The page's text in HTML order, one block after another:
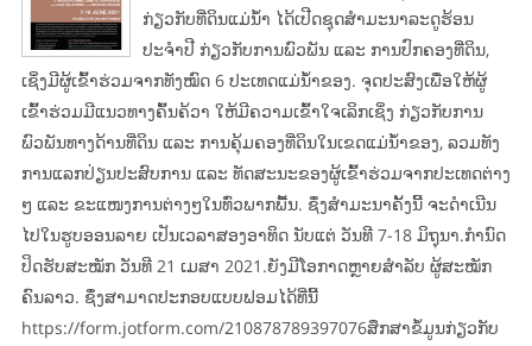
ກ່ຽວກັບທີ່ດິນແມ່ນໍ້າ ໄດ້ເປີດຊຸດສຳມະນາລະດູຮ້ອນ
ປະຈຳປີ ກ່ຽວກັບການພົວພັນ ແລະ ການປົກຄອງທີ່ດິນ,
ເຊິ່ງມີຜູ້ເຂົ້າຮ່ວມຈາກທັງໝົດ 6 ປະເທດແມ່ນໍ້າຂອງ. ຈຸດປະສົງເພື່ອໃຫ້ຜູ້
ເຂົ້າຮ່ວມມີແນວທາງຄົ້ນຄ້ວາ ໃຫ້ມີຄວາມເຂົ້າໃຈເລິກເຊິ່ງ ກ່ຽວກັບການ
ພົວພັນທາງດ້ານທີ່ດິນ ແລະ ການຄຸ້ມຄອງທີ່ດິນໃນເຂດແມ່ນໍ້າຂອງ, ລວມທັງ
ການແລກປ່ຽນປະສົບການ ແລະ ທັດສະນະຂອງຜູ້ເຂົ້າຮ່ວມຈາກປະເທດຕ່າງ
ໆ ແລະ ຂະແໜງການຕ່າງໆໃນທົ່ວພາກພື້ນ. ຊຶ່ງສຳມະນາຄັ້ງນີ້ ຈະດຳເນີນ
ໄປໃນຮູບອອນລາຍ ເປັນເວລາສອງອາທິດ ນັບແຕ່ ວັນທີ 7-18 ມິຖຸນາ.ກຳນົດ
ປິດຮັບສະໝັກ ວັນທີ 21 ເມສາ 2021.ຍັງມີໂອກາດຫຼາຍສຳລັບ ຜູ້ສະໝັກ
ຄົນລາວ. ຊຶ່ງສາມາດປະກອບແບບຟອມໄດ້ທີ່ນີ້
https://form.jotform.com/210878789397076ສຶກສາຂໍ້ມູນກ່ຽວກັບ